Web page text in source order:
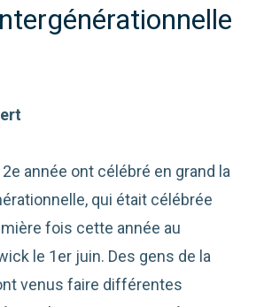
année ont célébré en grand la
qui était célébrée
fois cette année au
le 1er juin. Des gens de la
venus faire différentes